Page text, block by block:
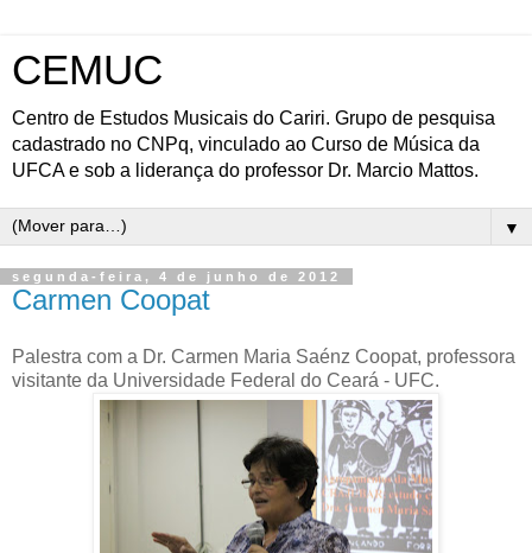
CEMUC
Centro de Estudos Musicais do Cariri. Grupo de pesquisa
cadastrado no CNPq, vinculado ao Curso de Música da
UFCA e sob a liderança do professor Dr. Marcio Mattos.
▼
segunda-feira, 4 de junho de 2012
Carmen Coopat
Palestra com a Dr. Carmen Maria Saénz Coopat, professora
visitante da Universidade Federal do Ceará - UFC.